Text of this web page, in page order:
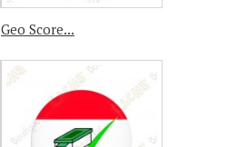
Geo Score...